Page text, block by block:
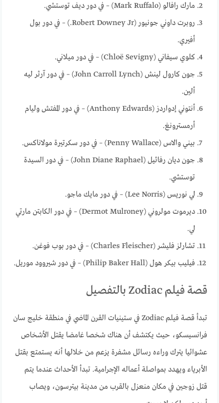
مارك رافالو (Mark Ruffalo) – في دور ديف توستشي.
روبرت داوني جونيور (Robert Downey Jr.) – في دور بول
أفيري.
كلوي سيفاني (Chloë Sevigny) – في دور ميلاني.
جون كارول لينش (John Carroll Lynch) – في دور آرثر ليه
ألين.
أنتوني إدواردز (Anthony Edwards) – في دور المفتش وليام
أرمسترونغ.
بيني والاس (Penny Wallace) – في دور سكرتيرة مولاناكس.
جون ديان رفائيل (John Diane Raphael) – في دور السيدة
توستشي.
لي نوريس (Lee Norris) – في دور مايك ماجو.
ديرموت مولروني (Dermot Mulroney) – في دور الكابتن مارتي
لي.
تشارلز فليشر (Charles Fleischer) – في دور بوب فوغن.
فيليب بيكر هول (Philip Baker Hall) – في دور شيروود موريل.
قصة فيلم Zodiac بالتفصيل
تبدأ قصة فيلم Zodiac في ستينيات القرن الماضي في منطقة خليج سان
فرانسيسكو، حيث يكتشف أن هناك شخصا غامضا يقتل الأشخاص
عشوائيا يترك وراءه رسائل مشفرة يزعم من خلالها أنه يستمتع بقتل
الأبرياء ويهدد بمواصلة أعماله الإجرامية. تبدأ الأحداث عندما يتم
قتل زوجين في مكان منعزل بالقرب من مدينة بيترسون، ويصاب